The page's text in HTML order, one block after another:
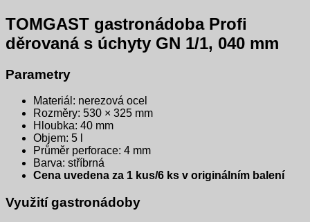
TOMGAST gastronádoba Profi
děrovaná s úchyty GN 1/1, 040 mm
Parametry
Materiál: nerezová ocel
Rozměry: 530 × 325 mm
Hloubka: 40 mm
Objem: 5 l
Průměr perforace: 4 mm
Barva: stříbrná
Cena uvedena za 1 kus/6 ks v originálním balení
Využití gastronádoby